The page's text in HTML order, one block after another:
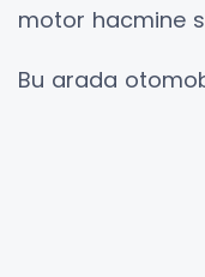
motor hacmine
Bu arada